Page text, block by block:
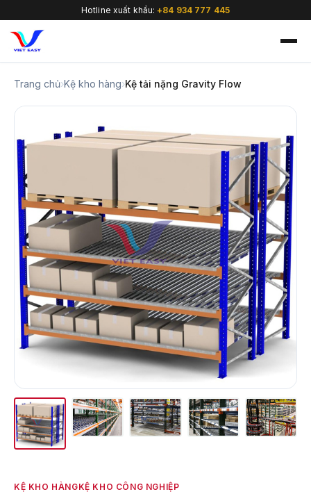
Hotline xuất khẩu:+84 934 777 445
🇻🇳
Trang chủ›Kệ kho hàng›Kệ tải nặng Gravity Flow
KỆ KHO HÀNGKỆ KHO CÔNG NGHIỆP